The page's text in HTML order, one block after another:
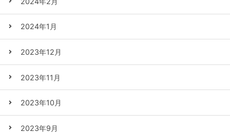
2024年1月
2023年12月
2023年11月
2023年10月
2023年9月